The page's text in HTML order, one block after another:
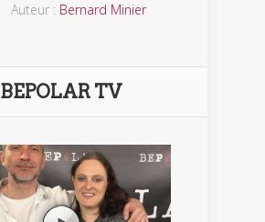
Auteur : Bernard Minier
BEPOLAR TV